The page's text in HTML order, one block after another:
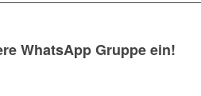
WhatsApp Gruppe ein!